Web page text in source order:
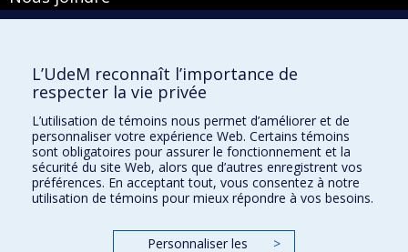
Montréal (Québec) H3T 1J4
Courriel :secretariat-general@umontreal.ca
Admission
Plan du site
Accessibilité
L’UdeM reconnaît l’importance de
respecter la vie privée
L’utilisation de témoins nous permet d’améliorer et de
personnaliser votre expérience Web. Certains témoins
sont obligatoires pour assurer le fonctionnement et la
sécurité du site Web, alors que d’autres enregistrent vos
préférences. En acceptant tout, vous consentez à notre
utilisation de témoins pour mieux répondre à vos besoins.
Personnaliser les
>